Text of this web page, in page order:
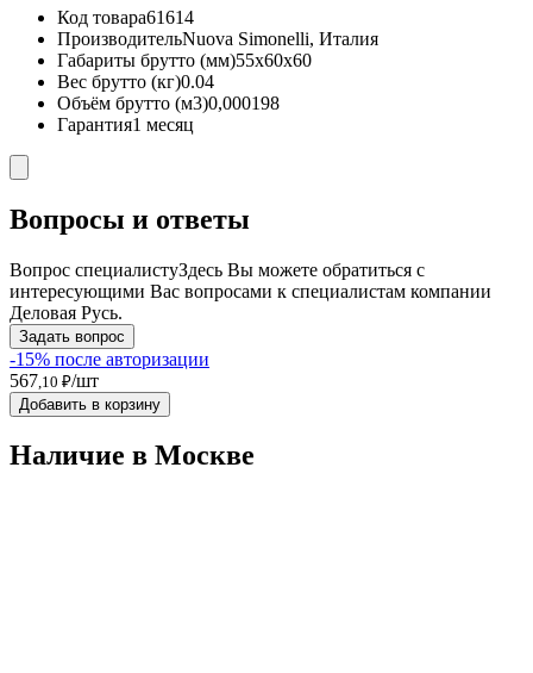
Код товара61614
ПроизводительNuova Simonelli, Италия
Габариты брутто (мм)55x60x60
Вес брутто (кг)0.04
Объём брутто (м3)0,000198
Гарантия1 месяц
Вопросы и ответы
Вопрос специалистуЗдесь Вы можете обратиться с
интересующими Вас вопросами к специалистам компании
Деловая Русь.
Задать вопрос
-15% после авторизации
567 ,10 ₽/шт
Добавить в корзину
Наличие в Москвe